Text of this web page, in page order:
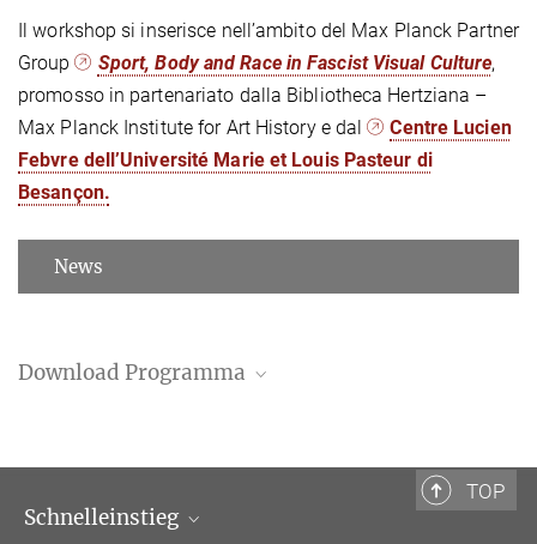
Il workshop si inserisce nell’ambito del Max Planck Partner
Group
Sport, Body and Race in Fascist Visual Culture,
promosso in partenariato dalla Bibliotheca Hertziana –
Max Planck Institute for Art History e dal
Centre Lucien
Febvre dell’Université Marie et Louis Pasteur di
Besançon.
News
Download Programma
TOP
Schnelleinstieg